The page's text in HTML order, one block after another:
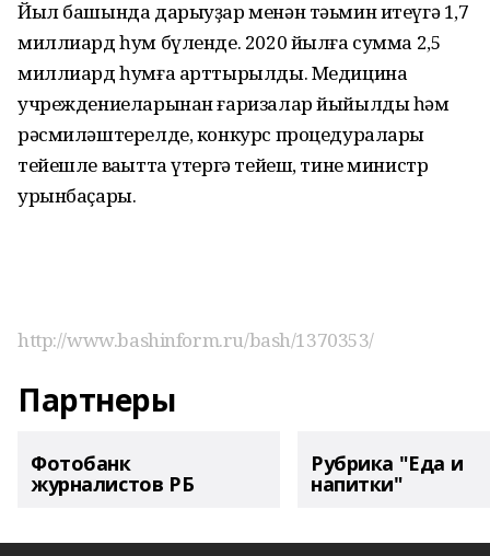
Йыл башында дарыуҙар менән тәьмин итеүгә 1,7
миллиард һум бүленде. 2020 йылға сумма 2,5
миллиард һумға арттырылды. Медицина
учреждениеларынан ғаризалар йыйылды һәм
рәсмиләштерелде, конкурс процедуралары
тейешле ваҡытта үтергә тейеш, тине министр
урынбаҫары.
http://www.bashinform.ru/bash/1370353/
Партнеры
Фотобанк
журналистов РБ
Рубрика "Еда и
напитки"